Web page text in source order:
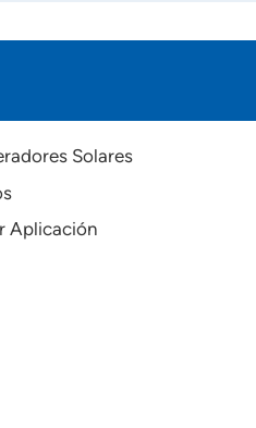
Solares
Aplicación